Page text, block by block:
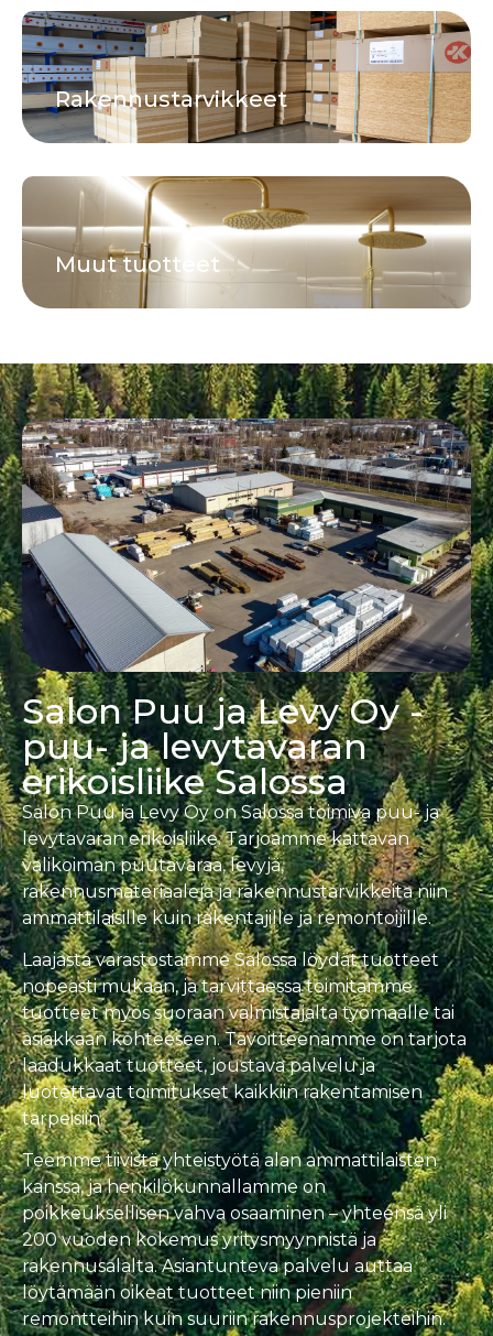
Rakennustarvikkeet
Muut tuotteet
Salon Puu ja Levy Oy -
puu- ja levytavaran
erikoisliike Salossa
Salon Puu ja Levy Oy on Salossa toimiva puu- ja
levytavaran erikoisliike. Tarjoamme kattavan
valikoiman puutavaraa, levyjä,
rakennusmateriaaleja ja rakennustarvikkeita niin
ammattilaisille kuin rakentajille ja remontoijille.
Laajasta varastostamme Salossa löydät tuotteet
nopeasti mukaan, ja tarvittaessa toimitamme
tuotteet myös suoraan valmistajalta työmaalle tai
asiakkaan kohteeseen. Tavoitteenamme on tarjota
laadukkaat tuotteet, joustava palvelu ja
luotettavat toimitukset kaikkiin rakentamisen
tarpeisiin.
Teemme tiivistä yhteistyötä alan ammattilaisten
kanssa, ja henkilökunnallamme on
poikkeuksellisen vahva osaaminen – yhteensä yli
200 vuoden kokemus yritysmyynnistä ja
rakennusalalta. Asiantunteva palvelu auttaa
löytämään oikeat tuotteet niin pieniin
remontteihin kuin suuriin rakennusprojekteihin.